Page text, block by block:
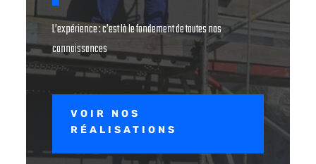
L’expérience : c’est là le fondement de toutes nos
connaissances
VOIR NOS
RÉALISATIONS